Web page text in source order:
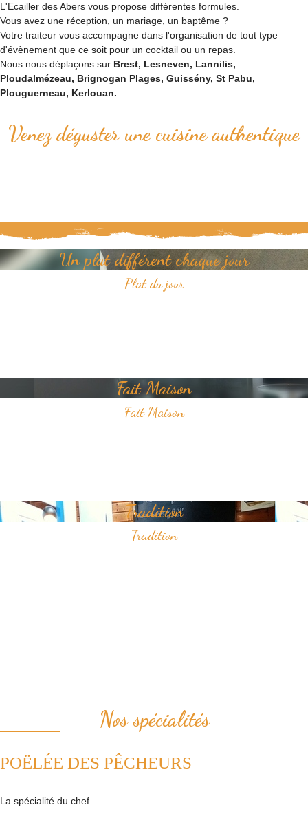
L'Ecailler des Abers vous propose différentes formules.
Vous avez une réception, un mariage, un baptême ?
Votre traiteur vous accompagne dans l'organisation de tout type
d'évènement que ce soit pour un cocktail ou un repas.
Nous nous déplaçons sur Brest, Lesneven, Lannilis,
Ploudalmézeau, Brignogan Plages, Guissény, St Pabu,
Plouguerneau, Kerlouan.
Venez déguster une cuisine authentique
Un plat différent chaque jour
Plat du jour
Fait Maison
Fait Maison
Tradition
Tradition
Nos spécialités
POËLÉE DES PÊCHEURS
La spécialité du chef